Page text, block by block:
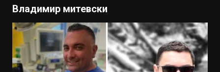
Владимир митевски